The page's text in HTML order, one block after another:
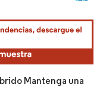
según CC BY 4.0.
Mantenga una